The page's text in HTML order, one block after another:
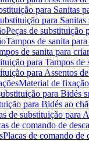
para Sanitas
para Sanitas
Peças de substituição
Tampos de sanita
de sanita para
para Tampos de
para Assentos
Material de fixação
para Bidés
para Bidés ao
de substituição para
de comando de
Placas de comando de